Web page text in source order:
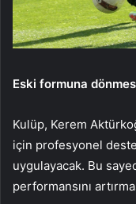
Eski formuna
Kulüp, Kerem
için profesyonel
uygulayacak. Bu
performansını